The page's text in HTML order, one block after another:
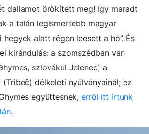
dallamot örökített meg! Így maradt
a talán legismertebb magyar
hegyek alatt régen leesett a hó”. És
kirándulás: a szomszédban van
szlovákul Jelenec) a
(Tribeč) délkeleti nyúlványainál; ez
együttesnek, erről itt írtunk
.